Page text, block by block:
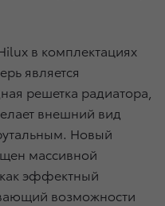
в комплектациях
является
решетка радиатора,
внешний вид
Новый
массивной
как эффектный
возможности